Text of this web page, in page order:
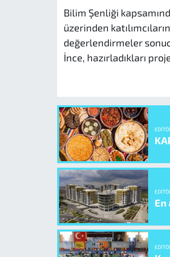
Bilim Şenliği
üzerinden
değerlendirmeler
İnce, hazırladıkları
En